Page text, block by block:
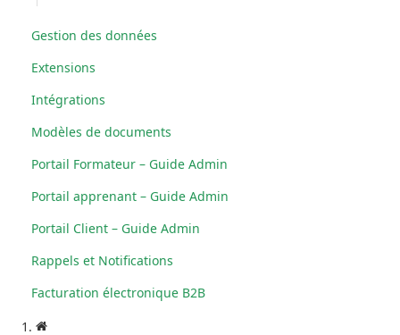
Gestion des données
Extensions
Intégrations
Modèles de documents
Portail Formateur – Guide Admin
Portail apprenant – Guide Admin
Portail Client – Guide Admin
Rappels et Notifications
Facturation électronique B2B